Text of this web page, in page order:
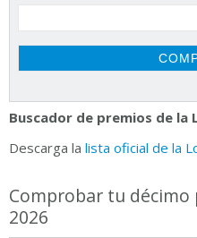
Buscador de premios de la
Descarga la lista oficial de la
Comprobar tu
2026